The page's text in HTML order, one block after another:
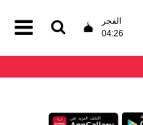
الفجر
04:26